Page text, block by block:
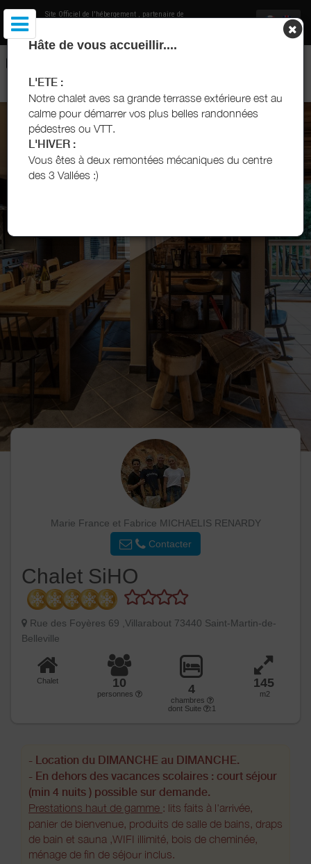
Site Officiel de l'hébergement , partenaire de
CHALET SIHO - SAINT-MARTIN-DE-BELLEVILLE - LOCATION DE
Hâte de vous accueillir....
L'ETE :
Notre chalet aves sa grande terrasse extérieure est au
calme pour démarrer vos plus belles randonnées
pédestres ou VTT.
L'HIVER :
Vous êtes à deux remontées mécaniques du centre
des 3 Vallées :)
Marie France et Fabrice MICHAELIS RENARDY
Contacter
Chalet SiHO
Rue des Foyères 69 ,Villarabout 73440 Saint-Martin-de-
Belleville
Chalet 10
personnes 4
chambres
dont Suite
:1
145
m2
- Location du DIMANCHE au DIMANCHE.
- En dehors des vacances scolaires : court séjour
(min 4 nuits ) possible sur demande.
Prestations haut de gamme : lits faits à l'arrivée,
panier de bienvenue, produits de salle de bains, draps
de bain et sauna ,WIFI illimité, bois de cheminée,
ménage de fin de séjour inclus.